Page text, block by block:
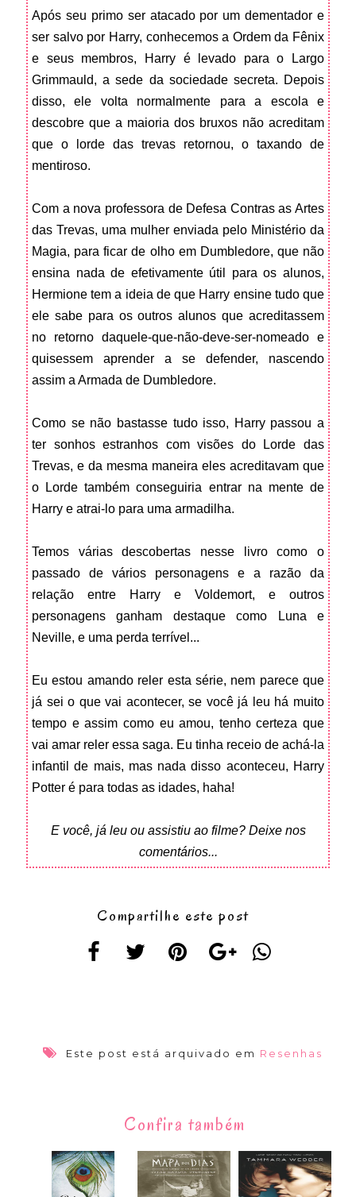
Após seu primo ser atacado por um dementador e
ser salvo por Harry, conhecemos a Ordem da Fênix
e seus membros, Harry é levado para o Largo
Grimmauld, a sede da sociedade secreta. Depois
disso, ele volta normalmente para a escola e
descobre que a maioria dos bruxos não acreditam
que o lorde das trevas retornou, o taxando de
mentiroso.
Com a nova professora de Defesa Contras as Artes
das Trevas, uma mulher enviada pelo Ministério da
Magia, para ficar de olho em Dumbledore, que não
ensina nada de efetivamente útil para os alunos,
Hermione tem a ideia de que Harry ensine tudo que
ele sabe para os outros alunos que acreditassem
no retorno daquele-que-não-deve-ser-nomeado e
quisessem aprender a se defender, nascendo
assim a Armada de Dumbledore.
Como se não bastasse tudo isso, Harry passou a
ter sonhos estranhos com visões do Lorde das
Trevas, e da mesma maneira eles acreditavam que
o Lorde também conseguiria entrar na mente de
Harry e atrai-lo para uma armadilha.
Temos várias descobertas nesse livro como o
passado de vários personagens e a razão da
relação entre Harry e Voldemort, e outros
personagens ganham destaque como Luna e
Neville, e uma perda terrível...
Eu estou amando reler esta série, nem parece que
já sei o que vai acontecer, se você já leu há muito
tempo e assim como eu amou, tenho certeza que
vai amar reler essa saga. Eu tinha receio de achá-la
infantil de mais, mas nada disso aconteceu, Harry
Potter é para todas as idades, haha!
E você, já leu ou assistiu ao filme? Deixe nos
comentários...
Compartilhe este post
Este post está arquivado em Resenhas
Confira também